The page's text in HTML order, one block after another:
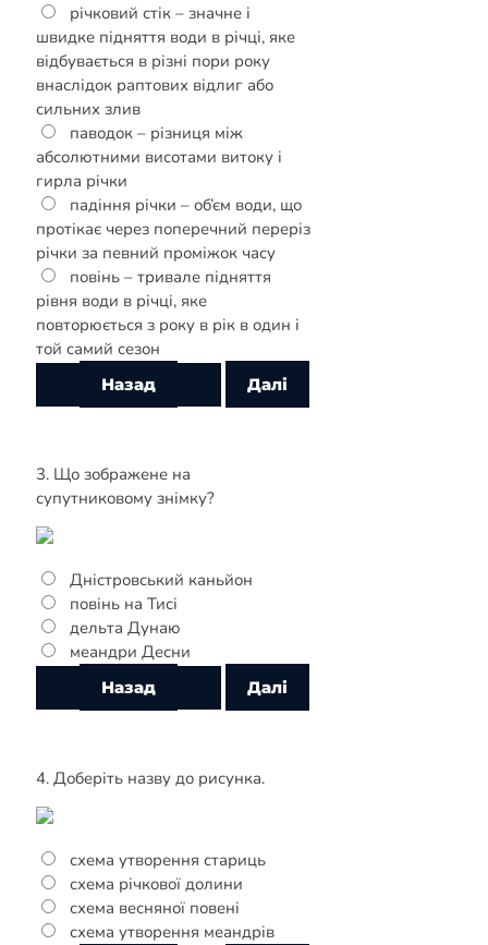
річковий стік – значне і
швидке підняття води в річці, яке
відбувається в різні пори року
внаслідок раптових відлиг або
сильних злив
паводок – різниця між
абсолютними висотами витоку і
гирла річки
падіння річки – об’єм води, що
протікає через поперечний переріз
річки за певний проміжок часу
повінь – тривале підняття
рівня води в річці, яке
повторюється з року в рік в один і
той самий сезон
3. Що зображене на
супутниковому знімку?
Дністровський каньйон
повінь на Тисі
дельта Дунаю
меандри Десни
4. Доберіть назву до рисунка.
схема утворення стариць
схема річкової долини
схема весняної повені
схема утворення меандрів